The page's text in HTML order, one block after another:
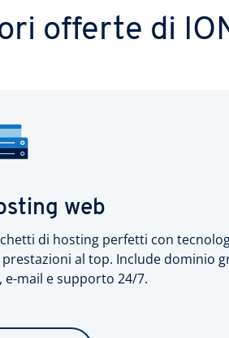
offerte di
web
di hosting perfetti con
al top. Include dominio
e-mail e supporto 24/7.